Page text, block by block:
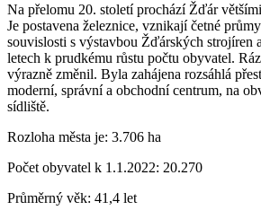
Na přelomu 20. století prochází Žďár
Je postavena železnice, vznikají četné
souvislosti s výstavbou Žďárských strojíren
letech k prudkému růstu počtu obyvatel.
výrazně změnil. Byla zahájena rozsáhlá
moderní, správní a obchodní centrum, na
sídliště.
Rozloha města je: 3.706 ha
Počet obyvatel k 1.1.2022: 20.270
Průměrný věk: 41,4 let